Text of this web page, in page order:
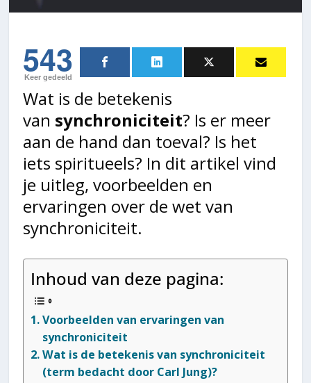
543
Keer gedeeld
Wat is de betekenis
van synchroniciteit? Is er meer
aan de hand dan toeval? Is het
iets spiritueels? In dit artikel vind
je uitleg, voorbeelden en
ervaringen over de wet van
synchroniciteit.
Inhoud van deze pagina:
Voorbeelden van ervaringen van
synchroniciteit
Wat is de betekenis van synchroniciteit
(term bedacht door Carl Jung)?